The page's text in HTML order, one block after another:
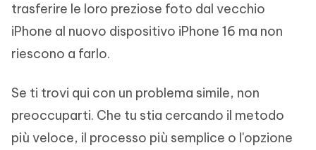
trasferire le loro preziose foto dal vecchio
iPhone al nuovo dispositivo iPhone 16 ma non
riescono a farlo.
Se ti trovi qui con un problema simile, non
preoccuparti. Che tu stia cercando il metodo
più veloce, il processo più semplice o l'opzione